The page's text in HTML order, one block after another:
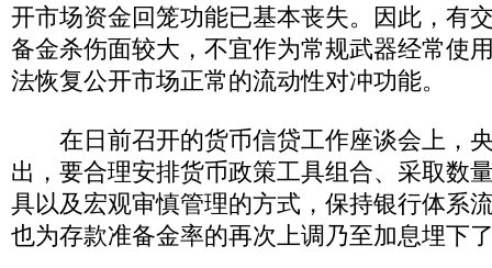
开市场资金回笼功能已基本丧失。因此，有
备金杀伤面较大，不宜作为常规武器经常使
法恢复公开市场正常的流动性对冲功能。
在日前召开的货币信贷工作座谈会上，
出，要合理安排货币政策工具组合、采取数
具以及宏观审慎管理的方式，保持银行体系
也为存款准备金率的再次上调乃至加息埋下